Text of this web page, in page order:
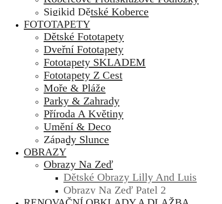
Sigikid Dětské Koberce
FOTOTAPETY
Dětské Fototapety
Dveřní Fototapety
Fototapety SKLADEM
Fototapety Z Cest
Moře & Pláže
Parky & Zahrady
Příroda A Květiny
Umění & Deco
Západy Slunce
OBRAZY
Obrazy Na Zeď
Dětské Obrazy Lilly And Luis
Obrazy Na Zeď Patel 2